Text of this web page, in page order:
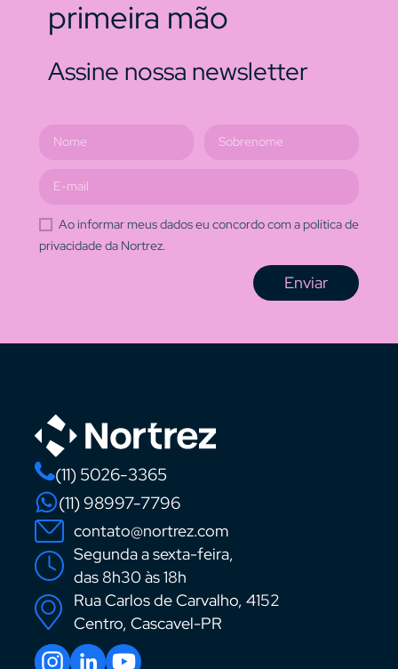
primeira mão
Assine nossa newsletter
Ao informar meus dados eu concordo com a política de
privacidade da Nortrez.
Enviar
(11) 5026-3365
(11) 98997-7796
contato@nortrez.com
Segunda a sexta-feira,
das 8h30 às 18h
Rua Carlos de Carvalho, 4152
Centro, Cascavel-PR